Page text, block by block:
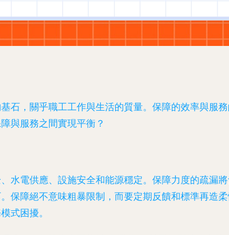
石，關乎職工工作與生活的質量。保障的效率與服
與服務之間實現平衡？
水電供應、設施安全和能源穩定。保障力度的疏
保障絕不意味粗暴限制，而要定期反饋和標準再造
式困擾。